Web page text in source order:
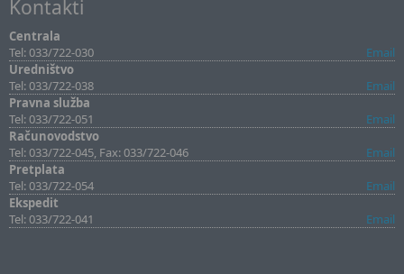
Kontakti
Centrala
Tel: 033/722-030
Email
Uredništvo
Tel: 033/722-038
Email
Pravna služba
Tel: 033/722-051
Email
Računovodstvo
Tel: 033/722-045, Fax: 033/722-046
Email
Pretplata
Tel: 033/722-054
Email
Ekspedit
Tel: 033/722-041
Email